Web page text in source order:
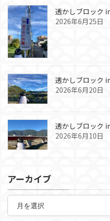
透かしブロック
2026年6月25日
透かしブロック
2026年6月20日
透かしブロック
2026年6月10日
アーカイブ
ア
カ